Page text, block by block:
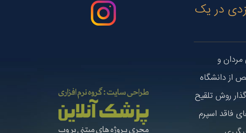
در یک
و
از دانشگاه
روش تلقیح
فاقد اسپرم